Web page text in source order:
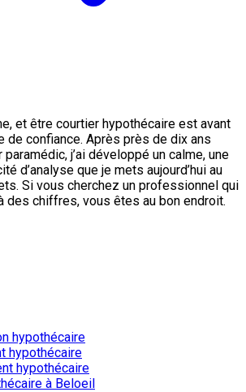
et être courtier hypothécaire est avant
de confiance. Après près de dix ans
j’ai développé un calme, une
d’analyse que je mets aujourd’hui au
Si vous cherchez un professionnel qui
des chiffres, vous êtes au bon endroit.
hypothécaire
hypothécaire
hypothécaire
à Beloeil